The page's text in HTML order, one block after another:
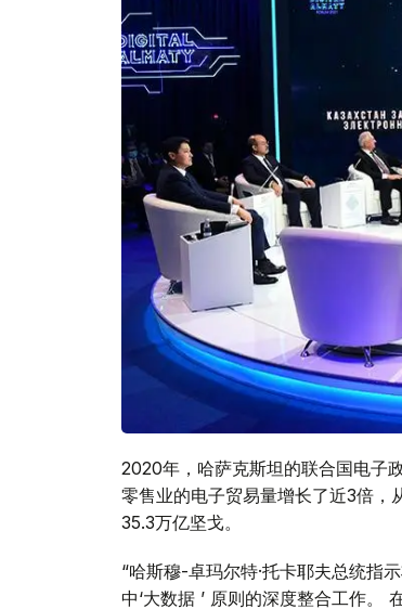
2020年，哈萨克斯坦的联合国电子
零售业的电子贸易量增长了近3倍，
35.3万亿坚戈。
“哈斯穆-卓玛尔特·托卡耶夫总统指
中‘大数据 ’ 原则的深度整合工作。